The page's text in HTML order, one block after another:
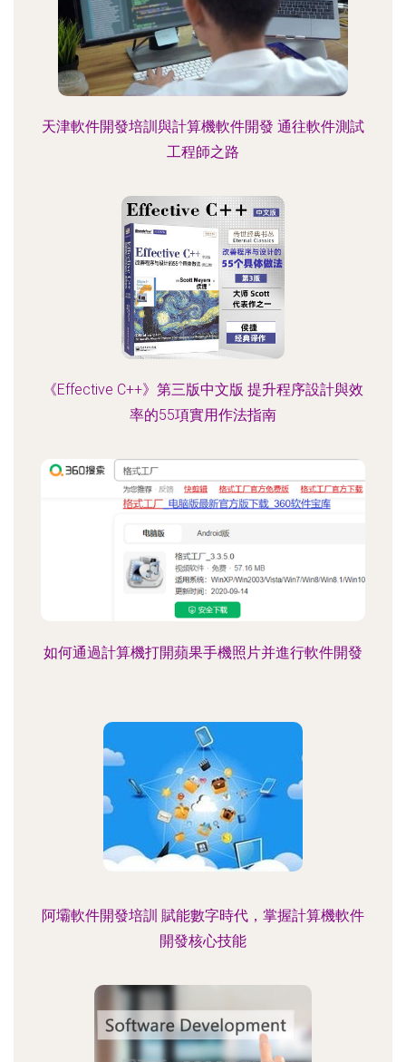
天津軟件開發培訓與計算機軟件開發 通往軟件測試
工程師之路
《Effective C++》第三版中文版 提升程序設計與效
率的55項實用作法指南
如何通過計算機打開蘋果手機照片并進行軟件開發
阿壩軟件開發培訓 賦能數字時代，掌握計算機軟件
開發核心技能